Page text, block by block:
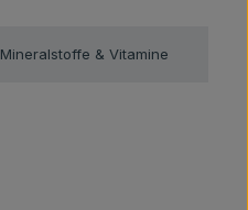
Mineralstoffe & Vitamine